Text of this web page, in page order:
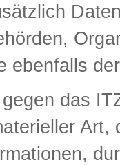
ebenfalls
das